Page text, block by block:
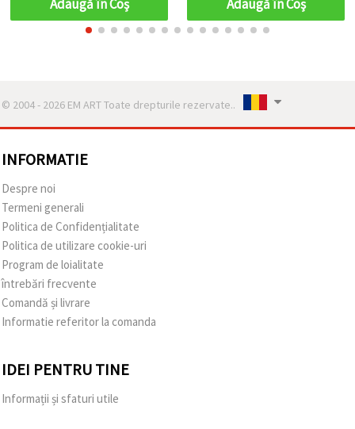
Adaugă în Coş Adaugă în Coş
© 2004 - 2026 EM ART Toate drepturile rezervate..
INFORMATIE
Despre noi
Termeni generali
Politica de Confidențialitate
Politica de utilizare cookie-uri
Program de loialitate
întrebări frecvente
Comandă și livrare
Informatie referitor la comanda
IDEI PENTRU TINE
Informații și sfaturi utile